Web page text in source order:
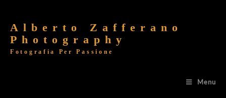
Alberto Zafferano
Photography
Fotografia Per Passione
Menu